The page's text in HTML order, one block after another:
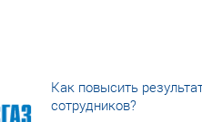
Как повысить
сотрудников?